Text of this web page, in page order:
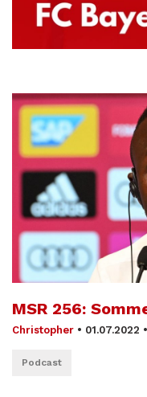
MSR 256:
Christopher • 01.07.2022 •
Podcast